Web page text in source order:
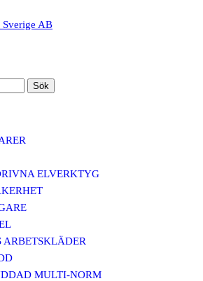
Sök
ELVERKTYG
ARBETSKLÄDER
MULTI-NORM